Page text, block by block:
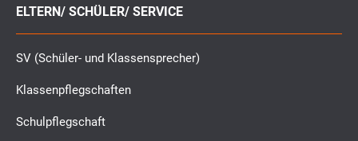
ELTERN/ SCHÜLER/ SERVICE
SV (Schüler- und Klassensprecher)
Klassenpflegschaften
Schulpflegschaft